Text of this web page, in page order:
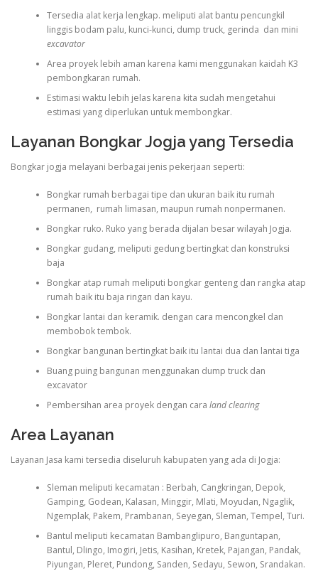
Tersedia alat kerja lengkap. meliputi alat bantu pencungkil
linggis bodam palu, kunci-kunci, dump truck, gerinda dan mini
excavator
Area proyek lebih aman karena kami menggunakan kaidah K3
pembongkaran rumah.
Estimasi waktu lebih jelas karena kita sudah mengetahui
estimasi yang diperlukan untuk membongkar.
Layanan Bongkar Jogja yang Tersedia
Bongkar jogja melayani berbagai jenis pekerjaan seperti:
Bongkar rumah berbagai tipe dan ukuran baik itu rumah
permanen, rumah limasan, maupun rumah nonpermanen.
Bongkar ruko. Ruko yang berada dijalan besar wilayah Jogja.
Bongkar gudang, meliputi gedung bertingkat dan konstruksi
baja
Bongkar atap rumah meliputi bongkar genteng dan rangka atap
rumah baik itu baja ringan dan kayu.
Bongkar lantai dan keramik. dengan cara mencongkel dan
membobok tembok.
Bongkar bangunan bertingkat baik itu lantai dua dan lantai tiga
Buang puing bangunan menggunakan dump truck dan
excavator
Pembersihan area proyek dengan cara land clearing
Area Layanan
Layanan Jasa kami tersedia diseluruh kabupaten yang ada di Jogja:
Sleman meliputi kecamatan : Berbah, Cangkringan, Depok,
Gamping, Godean, Kalasan, Minggir, Mlati, Moyudan, Ngaglik,
Ngemplak, Pakem, Prambanan, Seyegan, Sleman, Tempel, Turi.
Bantul meliputi kecamatan Bambanglipuro, Banguntapan,
Bantul, Dlingo, Imogiri, Jetis, Kasihan, Kretek, Pajangan, Pandak,
Piyungan, Pleret, Pundong, Sanden, Sedayu, Sewon, Srandakan.